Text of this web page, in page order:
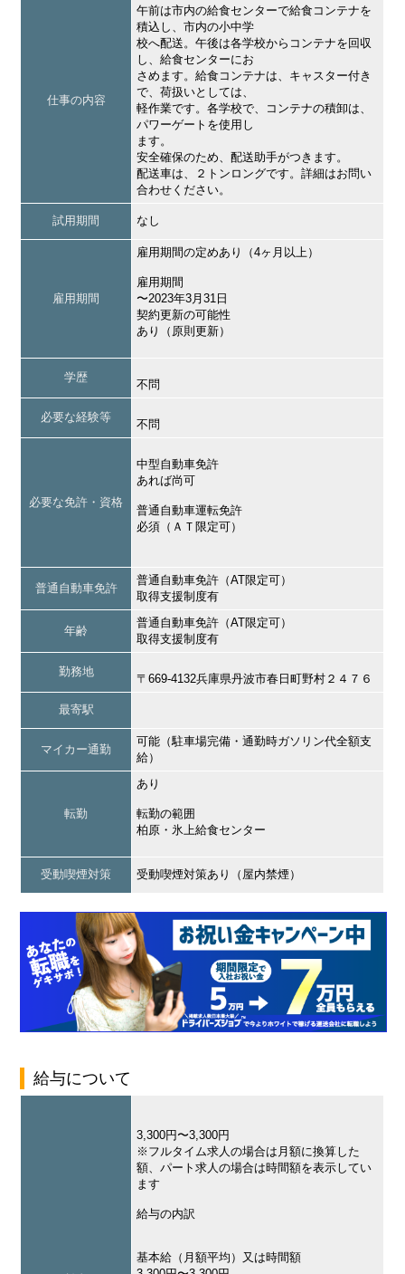
仕事の内容
午前は市内の給食センターで給食コンテナを
積込し、市内の小中学
校へ配送。午後は各学校からコンテナを回収
し、給食センターにお
さめます。給食コンテナは、キャスター付き
で、荷扱いとしては、
軽作業です。各学校で、コンテナの積卸は、
パワーゲートを使用し
ます。
安全確保のため、配送助手がつきます。
配送車は、２トンロングです。詳細はお問い
合わせください。
試用期間 なし
雇用期間
雇用期間の定めあり（4ヶ月以上）
雇用期間
〜2023年3月31日
契約更新の可能性
あり（原則更新）
学歴
不問
必要な経験等
不問
必要な免許・資格
中型自動車免許
あれば尚可
普通自動車運転免許
必須（ＡＴ限定可）
普通自動車免許
普通自動車免許（AT限定可）
取得支援制度有
年齢
普通自動車免許（AT限定可）
取得支援制度有
勤務地
〒669-4132兵庫県丹波市春日町野村２４７６
最寄駅
マイカー通勤
可能（駐車場完備・通勤時ガソリン代全額支
給）
転勤
あり
転勤の範囲
柏原・氷上給食センター
受動喫煙対策 受動喫煙対策あり（屋内禁煙）
給与について
3,300円〜3,300円
※フルタイム求人の場合は月額に換算した
額、パート求人の場合は時間額を表示してい
ます
給与の内訳
基本給（月額平均）又は時間額